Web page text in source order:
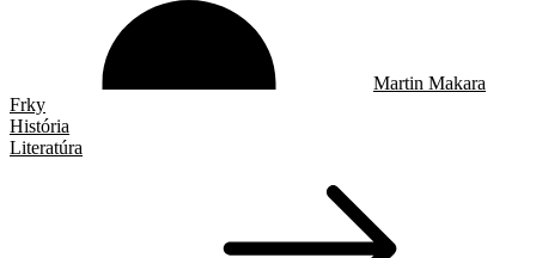
Martin Makara
Frky
História
Literatúra